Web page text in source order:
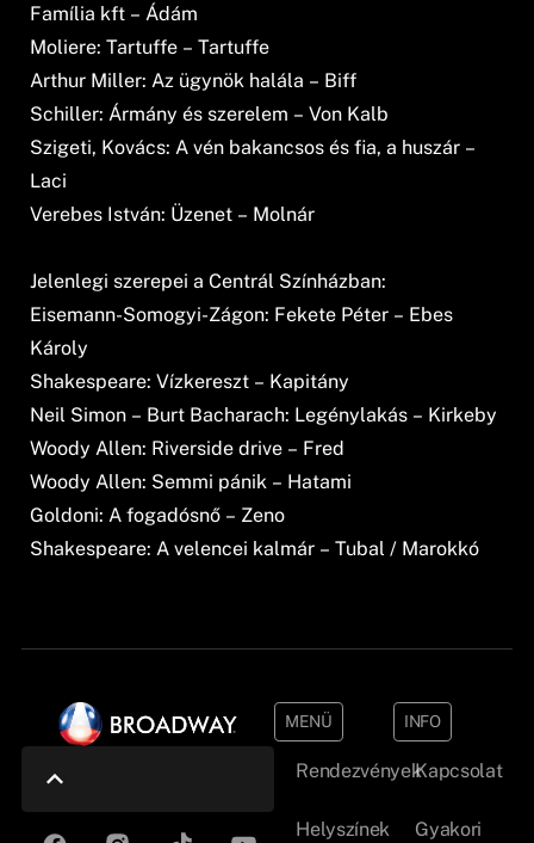
Família kft – Ádám
Moliere: Tartuffe – Tartuffe
Arthur Miller: Az ügynök halála – Biff
Schiller: Ármány és szerelem – Von Kalb
Szigeti, Kovács: A vén bakancsos és fia, a huszár –
Laci
Verebes István: Üzenet – Molnár
Jelenlegi szerepei a Centrál Színházban:
Eisemann-Somogyi-Zágon: Fekete Péter – Ebes
Károly
Shakespeare: Vízkereszt – Kapitány
Neil Simon – Burt Bacharach: Legénylakás – Kirkeby
Woody Allen: Riverside drive – Fred
Woody Allen: Semmi pánik – Hatami
Goldoni: A fogadósnő – Zeno
Shakespeare: A velencei kalmár – Tubal / Marokkó
MENÜ
Rendezvények
Helyszínek
INFO
Kapcsolat
Gyakori